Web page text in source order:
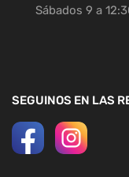
Sábados 9 a
SEGUINOS EN LAS